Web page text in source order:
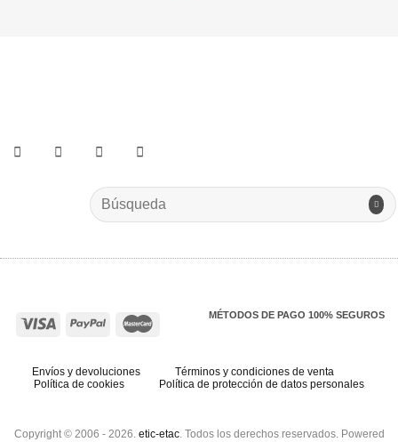
Search
for:
MÉTODOS DE PAGO 100% SEGUROS
Envíos y devoluciones
Términos y condiciones de venta
Política de cookies
Política de protección de datos personales
Copyright © 2006 - 2026. etic-etac. Todos los derechos reservados. Powered